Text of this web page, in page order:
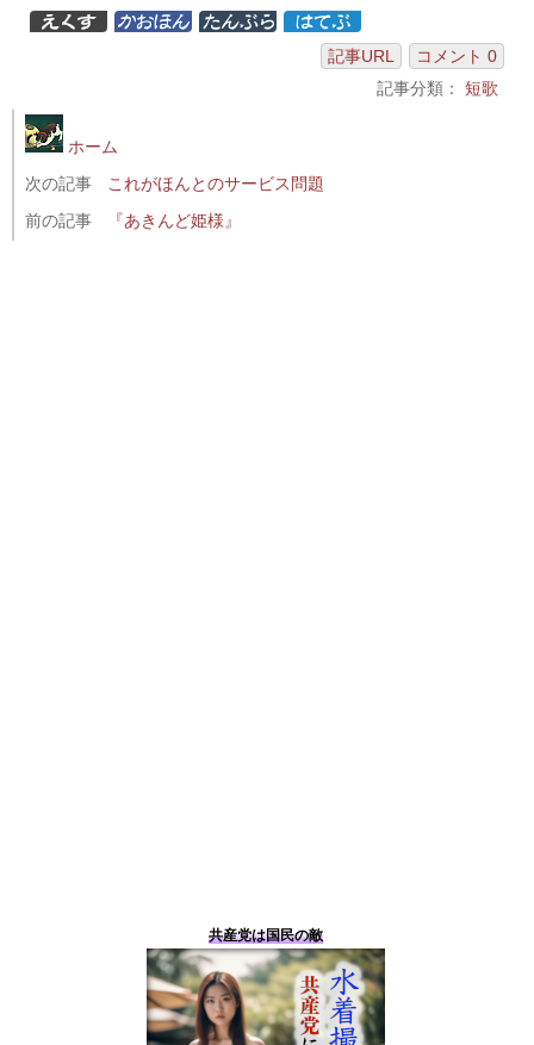
記事URL
コメント 0
記事分類： 短歌
ホーム
次の記事
これがほんとのサービス問題
前の記事
『あきんど姫様』
共産党は国民の敵